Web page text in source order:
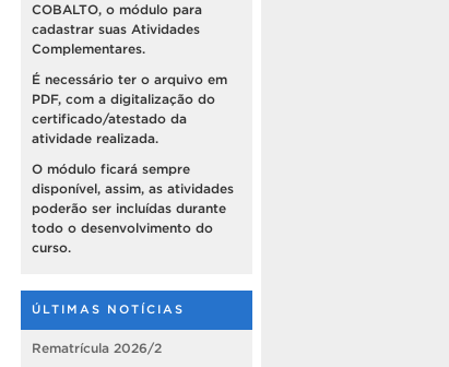
COBALTO, o módulo para
cadastrar suas Atividades
Complementares.
É necessário ter o arquivo em
PDF, com a digitalização do
certificado/atestado da
atividade realizada.
O módulo ficará sempre
disponível, assim, as atividades
poderão ser incluídas durante
todo o desenvolvimento do
curso.
ÚLTIMAS NOTÍCIAS
Rematrícula 2026/2